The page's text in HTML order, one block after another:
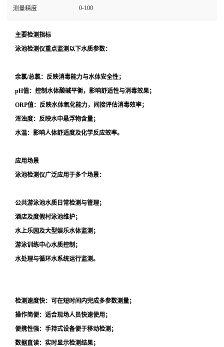
测量精度 0-100
主要检测指标
泳池检测仪重点监测以下水质参数：
余氯/总氯：反映消毒能力与水体安全性；
pH值：控制水体酸碱平衡，影响舒适性与消毒效果；
ORP值：反映水体氧化能力，间接评估消毒效率；
浑浊度：反映水中悬浮物含量；
水温：影响人体舒适度及化学反应效率。
应用场景
泳池检测仪广泛应用于多个场景：
公共游泳池水质日常检测与管理；
酒店及度假村泳池维护；
水上乐园及大型娱乐水体监测；
游泳训练中心水质控制；
水处理与循环水系统运行监测。
检测速度快：可在短时间内完成多参数测量；
操作简便：适合现场人员快速使用；
便携性强：手持式设备便于移动检测；
数据直读：实时显示检测结果；